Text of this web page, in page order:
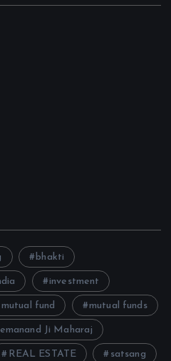
bhakti
investment
mutual fund mutual funds
Ji Maharaj
REAL ESTATE satsang